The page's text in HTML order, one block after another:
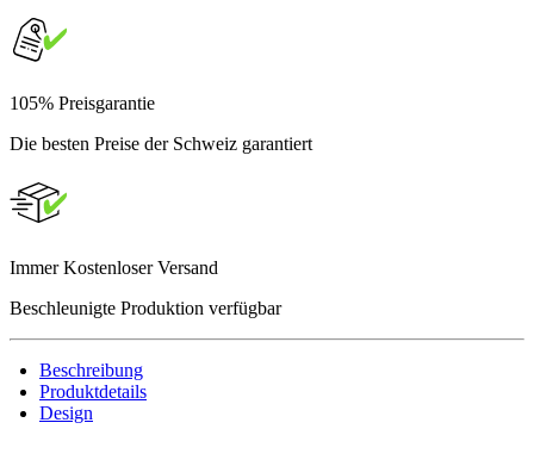
105% Preisgarantie
Die besten Preise der Schweiz garantiert
Immer Kostenloser Versand
Beschleunigte Produktion verfügbar
Beschreibung
Produktdetails
Design